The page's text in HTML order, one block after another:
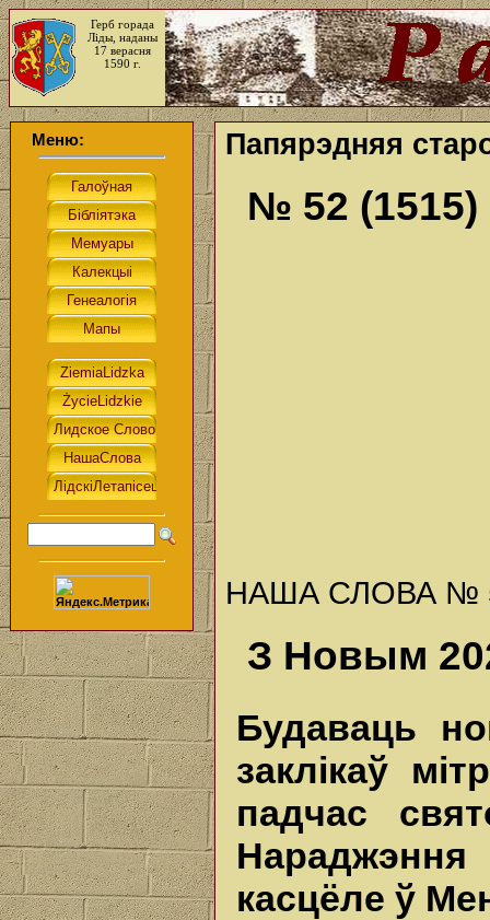
Герб горада
Ліды, наданы
17 верасня
1590 г.
Меню: Папярэдняя
№ 52 (1515)
НАША СЛОВА №
З Новым
Будаваць
заклікаў
падчас
касцёле ў